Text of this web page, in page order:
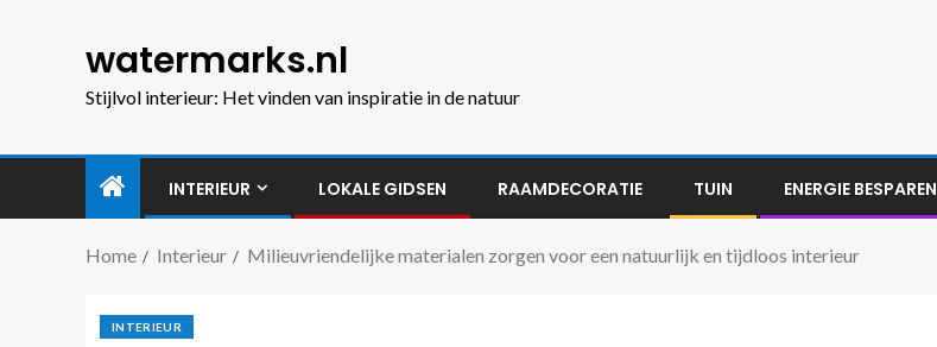
watermarks.nl
Stijlvol interieur: Het vinden van inspiratie in de natuur
INTERIEUR LOKALE GIDSEN RAAMDECORATIE TUIN ENERGIE BESPAREN
Home Interieur Milieuvriendelijke materialen zorgen voor een natuurlijk en tijdloos interieur
INTERIEUR